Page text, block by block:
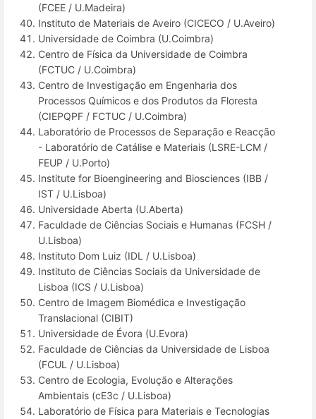
(FCEE / U.Madeira)
Instituto de Materiais de Aveiro (CICECO / U.Aveiro)
Universidade de Coimbra (U.Coimbra)
Centro de Física da Universidade de Coimbra
(FCTUC / U.Coimbra)
Centro de Investigação em Engenharia dos
Processos Químicos e dos Produtos da Floresta
(CIEPQPF / FCTUC / U.Coimbra)
Laboratório de Processos de Separação e Reacção
- Laboratório de Catálise e Materiais (LSRE-LCM /
FEUP / U.Porto)
Institute for Bioengineering and Biosciences (IBB /
IST / U.Lisboa)
Universidade Aberta (U.Aberta)
Faculdade de Ciências Sociais e Humanas (FCSH /
U.Lisboa)
Instituto Dom Luiz (IDL / U.Lisboa)
Instituto de Ciências Sociais da Universidade de
Lisboa (ICS / U.Lisboa)
Centro de Imagem Biomédica e Investigação
Translacional (CIBIT)
Universidade de Évora (U.Evora)
Faculdade de Ciências da Universidade de Lisboa
(FCUL / U.Lisboa)
Centro de Ecologia, Evolução e Alterações
Ambientais (cE3c / U.Lisboa)
Laboratório de Física para Materiais e Tecnologias